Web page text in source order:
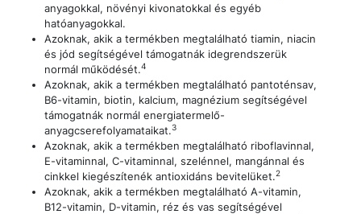
anyagokkal, növényi kivonatokkal és egyéb
hatóanyagokkal.
Azoknak, akik a termékben megtalálható tiamin, niacin
és jód segítségével támogatnák idegrendszerük
normál működését.4
Azoknak, akik a termékben megtalálható pantoténsav,
B6-vitamin, biotin, kalcium, magnézium segítségével
támogatnák normál energiatermelő-
anyagcserefolyamataikat.3
Azoknak, akik a termékben megtalálható riboflavinnal,
E-vitaminnal, C-vitaminnal, szelénnel, mangánnal és
cinkkel kiegészítenék antioxidáns bevitelüket.2
Azoknak, akik a termékben megtalálható A-vitamin,
B12-vitamin, D-vitamin, réz és vas segítségével